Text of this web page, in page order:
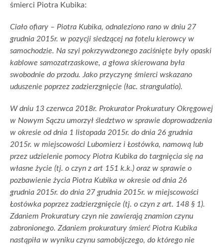
śmierci Piotra Kubika:
Ciało ofiary – Piotra Kubika, odnaleziono rano w dniu 27
grudnia 2015r. w pozycji siedzącej na fotelu kierowcy w
samochodzie. Na szyi pokrzywdzonego zaciśnięte były opaski
kablowe samozatrzaskowe, a głowa skierowana była
swobodnie do przodu. Jako przyczynę śmierci wskazano
uduszenie poprzez zadzierzgnięcie (łac. strangulatio).
W dniu 13 czerwca 2018r. Prokurator Prokuratury Okręgowej
w Nowym Sączu umorzył śledztwo w sprawie doprowadzenia
w okresie od dnia 1 listopada 2015r. do dnia 26 grudnia
2015r. w miejscowości Lubomierz i Łostówka, namową lub
przez udzielenie pomocy Piotra Kubika do targnięcia się na
własne życie (tj. o czyn z art 151 k.k.) oraz w sprawie o
pozbawienie życia Piotra Kubika w okresie od dnia 26
grudnia 2015r. do dnia 27 grudnia 2015r. w miejscowości
Łostówka poprzez zadzierzgnięcie (tj. o czyn z art. 148 § 1).
Zdaniem Prokuratury czyn nie zawierają znamion czynu
zabronionego. Zdaniem prokuratury śmierć Piotra Kubika
nastąpiła w wyniku czynu samobójczego, do którego nie